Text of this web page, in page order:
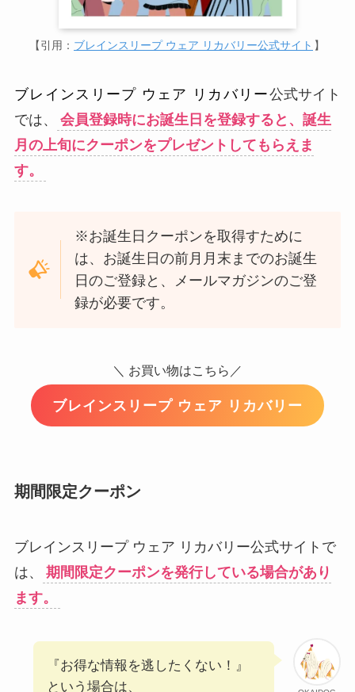
【引用： ブレインスリープ ウェア リカバリー公式サイト 】
ブレインスリープ ウェア リカバリー公式サイト
では、
会員登録時にお誕生日を登録すると、誕生
月の上旬にクーポンをプレゼントしてもらえま
す。
※お誕生日クーポンを取得すために
は、お誕生日の前月月末までのお誕生
日のご登録と、メールマガジンのご登
録が必要です。​
＼ お買い物はこちら／
ブレインスリープ ウェア リカバリー
期間限定クーポン
ブレインスリープ ウェア リカバリー公式サイトで
は、
期間限定クーポンを発行している場合があり
ます。
『お得な情報を逃したくない！』
という場合は、